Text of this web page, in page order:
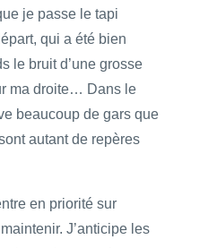
je passe le tapi
qui a été bien
le bruit d’une grosse
ma droite… Dans le
beaucoup de gars que
autant de repères
en priorité sur
J’anticipe les